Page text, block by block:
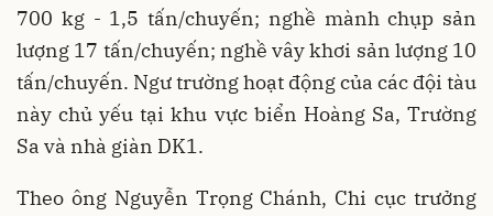
700 kg - 1,5 tấn/chuyến; nghề mành chụp sản
lượng 17 tấn/chuyến; nghề vây khơi sản lượng 10
tấn/chuyến. Ngư trường hoạt động của các đội tàu
này chủ yếu tại khu vực biển Hoàng Sa, Trường
Sa và nhà giàn DK1.
Theo ông Nguyễn Trọng Chánh, Chi cục trưởng